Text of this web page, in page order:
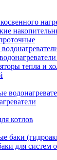
тепла и
котлов
баки
для систем